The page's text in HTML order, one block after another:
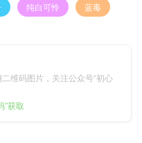
纯白可怜 蓝毒
维码图片，关注公众号“初心
”获取